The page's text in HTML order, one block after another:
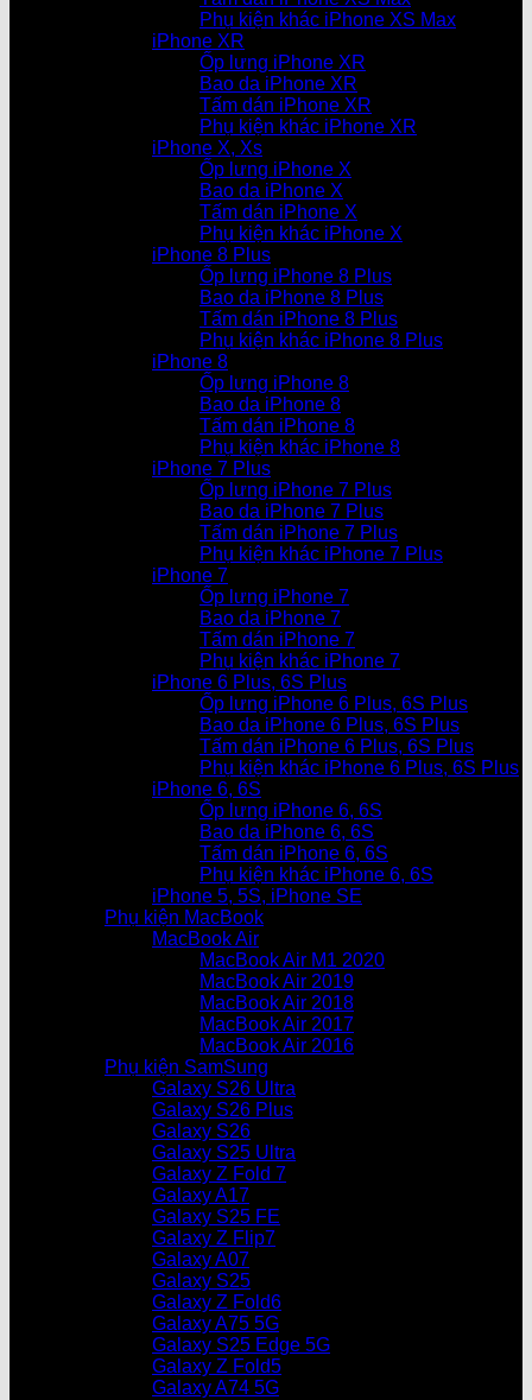
Phụ kiện khác iPhone XS Max
iPhone XR
Ốp lưng iPhone XR
Bao da iPhone XR
Tấm dán iPhone XR
Phụ kiện khác iPhone XR
iPhone X, Xs
Ốp lưng iPhone X
Bao da iPhone X
Tấm dán iPhone X
Phụ kiện khác iPhone X
iPhone 8 Plus
Ốp lưng iPhone 8 Plus
Bao da iPhone 8 Plus
Tấm dán iPhone 8 Plus
Phụ kiện khác iPhone 8 Plus
iPhone 8
Ốp lưng iPhone 8
Bao da iPhone 8
Tấm dán iPhone 8
Phụ kiện khác iPhone 8
iPhone 7 Plus
Ốp lưng iPhone 7 Plus
Bao da iPhone 7 Plus
Tấm dán iPhone 7 Plus
Phụ kiện khác iPhone 7 Plus
iPhone 7
Ốp lưng iPhone 7
Bao da iPhone 7
Tấm dán iPhone 7
Phụ kiện khác iPhone 7
iPhone 6 Plus, 6S Plus
Ốp lưng iPhone 6 Plus, 6S Plus
Bao da iPhone 6 Plus, 6S Plus
Tấm dán iPhone 6 Plus, 6S Plus
Phụ kiện khác iPhone 6 Plus, 6S Plus
iPhone 6, 6S
Ốp lưng iPhone 6, 6S
Bao da iPhone 6, 6S
Tấm dán iPhone 6, 6S
Phụ kiện khác iPhone 6, 6S
iPhone 5, 5S, iPhone SE
Phụ kiện MacBook
MacBook Air
MacBook Air M1 2020
MacBook Air 2019
MacBook Air 2018
MacBook Air 2017
MacBook Air 2016
Phụ kiện SamSung
Galaxy S26 Ultra
Galaxy S26 Plus
Galaxy S26
Galaxy S25 Ultra
Galaxy Z Fold 7
Galaxy A17
Galaxy S25 FE
Galaxy Z Flip7
Galaxy A07
Galaxy S25
Galaxy Z Fold6
Galaxy A75 5G
Galaxy S25 Edge 5G
Galaxy Z Fold5
Galaxy A74 5G